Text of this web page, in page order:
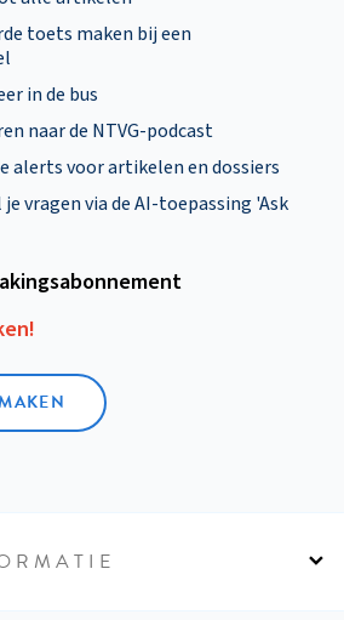
toets maken bij een
in de bus
naar de NTVG-podcast
alerts voor artikelen en dossiers
vragen via de AI-toepassing 'Ask